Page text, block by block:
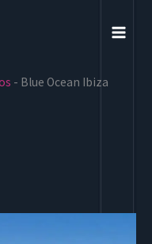
- Blue Ocean Ibiza